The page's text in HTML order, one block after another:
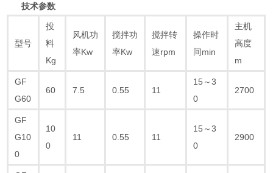
技术参数
型号
投
料
Kg
风机功
率Kw
搅拌功
率Kw
搅拌转
速rpm
操作时
间min
主机
高度
m
GF
G60
60 7.5 0.55 11
15～3
0
2700
GF
G10
0
10
0
11 0.55 11
15～3
0
2900